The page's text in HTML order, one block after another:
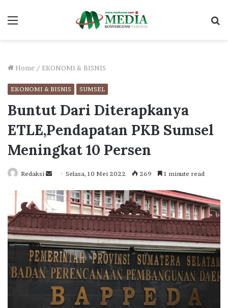
Menu
Home / EKONOMI & BISNIS
EKONOMI & BISNIS SUMSEL
Buntut Dari Diterapkanya
ETLE,Pendapatan PKB Sumsel
Meningkat 10 Persen
Redaksi
Send
email
Selasa, 10 Mei 2022 269 1 minute read